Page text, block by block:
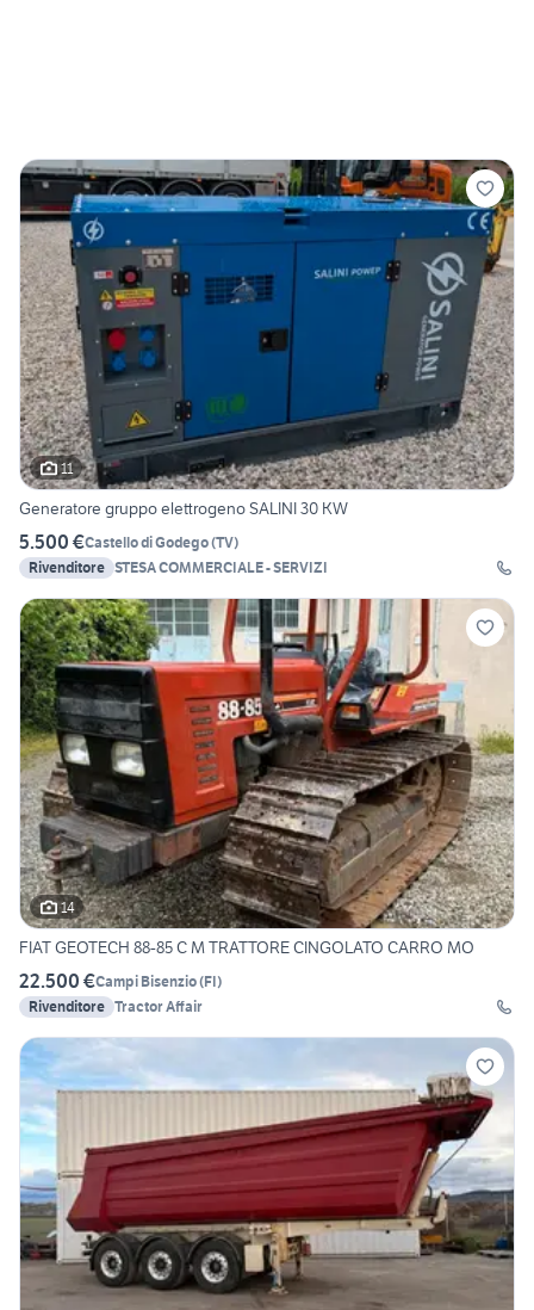
11
Generatore gruppo elettrogeno SALINI 30 KW
5.500 €Castello di Godego(TV)
Rivenditore STESA COMMERCIALE - SERVIZI
14
FIAT GEOTECH 88-85 C M TRATTORE CINGOLATO CARRO MO
22.500 €Campi Bisenzio(FI)
Rivenditore Tractor Affair